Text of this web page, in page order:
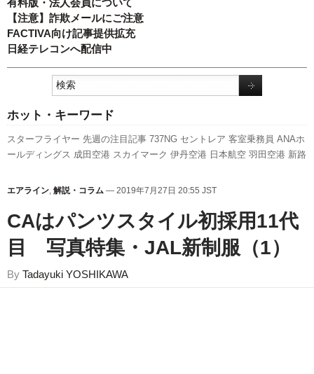
有料版・法人会員について
【注意】詐欺メールにご注意
FACTIVA向け記事提供拡充
日経テレコンへ配信中
ホット・キーワード
スターフライヤー 先週の注目記事 737NG セントレア 客室乗務員 ANAホ
ールディングス 成田空港 スカイマーク 伊丹空港 日本航空 羽田空港 新路
777 全日空 関西空港 福岡空港 787 国交省 ピーチ・アビエーション
ンペーン
エアライン, 解説・コラム — 2019年7月27日 20:55 JST
CAはパンツスタイル初採用11代
目 写真特集・JAL新制服（1）
By Tadayuki YOSHIKAWA